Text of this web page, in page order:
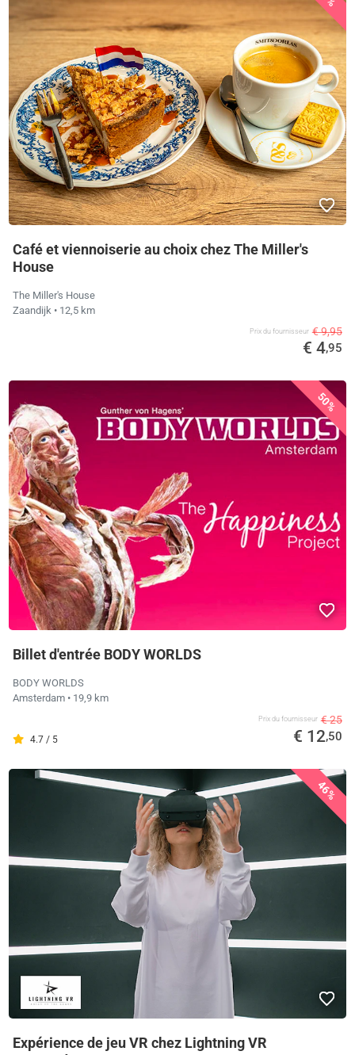
Café et viennoiserie au choix chez The Miller's
House
The Miller's House
Zaandijk • 12,5 km
Prix ​​du fournisseur € 9,95
€ 4,95
50%
Billet d'entrée BODY WORLDS
BODY WORLDS
Amsterdam • 19,9 km
4.7 / 5
Prix ​​du fournisseur € 25
€ 12,50
46%
Expérience de jeu VR chez Lightning VR